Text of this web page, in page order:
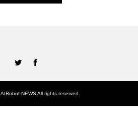
AIRobot-NEWSAll rights reserved.